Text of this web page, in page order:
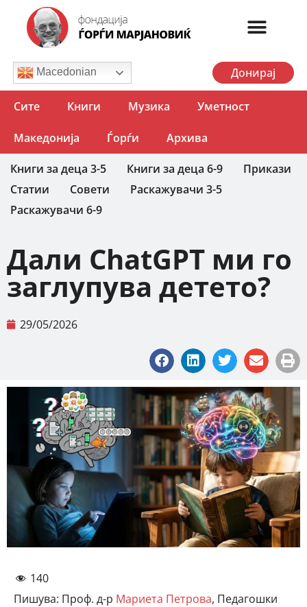
Macedonian Донирај
Сите Книги Музика Уметност
Македонија Ѓорѓи Архива
Книги за деца 3-5 Книги за деца 6-9
Прикази
Статии
Совети
Раскажувачи 3-5
Раскажувачи 6-9
Дали ChatGPT ми го
заглупува детето?
29/05/2026
140
Пишува: Проф. д-р Мариета Петрова, Педагошки